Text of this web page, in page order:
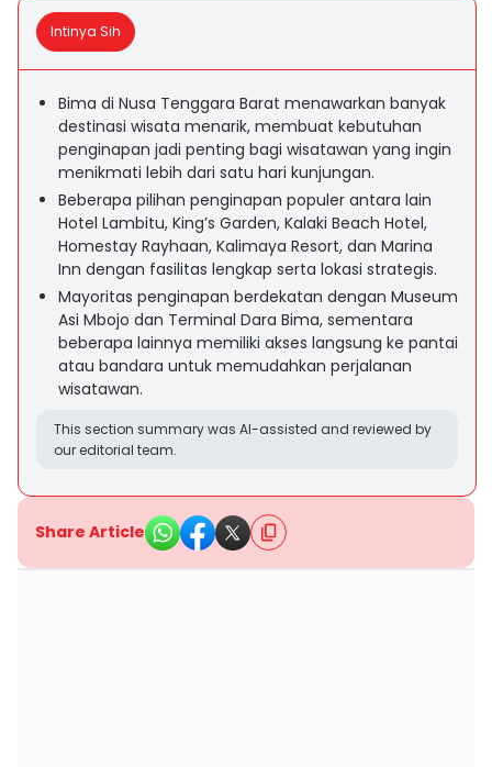
Intinya Sih
Bima di Nusa Tenggara Barat menawarkan banyak
destinasi wisata menarik, membuat kebutuhan
penginapan jadi penting bagi wisatawan yang ingin
menikmati lebih dari satu hari kunjungan.
Beberapa pilihan penginapan populer antara lain
Hotel Lambitu, King’s Garden, Kalaki Beach Hotel,
Homestay Rayhaan, Kalimaya Resort, dan Marina
Inn dengan fasilitas lengkap serta lokasi strategis.
Mayoritas penginapan berdekatan dengan Museum
Asi Mbojo dan Terminal Dara Bima, sementara
beberapa lainnya memiliki akses langsung ke pantai
atau bandara untuk memudahkan perjalanan
wisatawan.
This section summary was AI-assisted and reviewed by
our editorial team.
Share Article